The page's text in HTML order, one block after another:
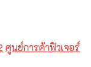
ศูนย์การค้าฟิวเจอร์